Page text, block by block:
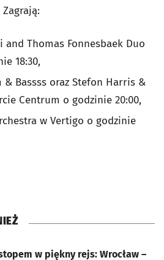
and Thomas Fonnesbaek Duo
18:30,
Bassss oraz Stefon Harris &
Centrum o godzinie 20:00,
w Vertigo o godzinie
w piękny rejs: Wrocław –